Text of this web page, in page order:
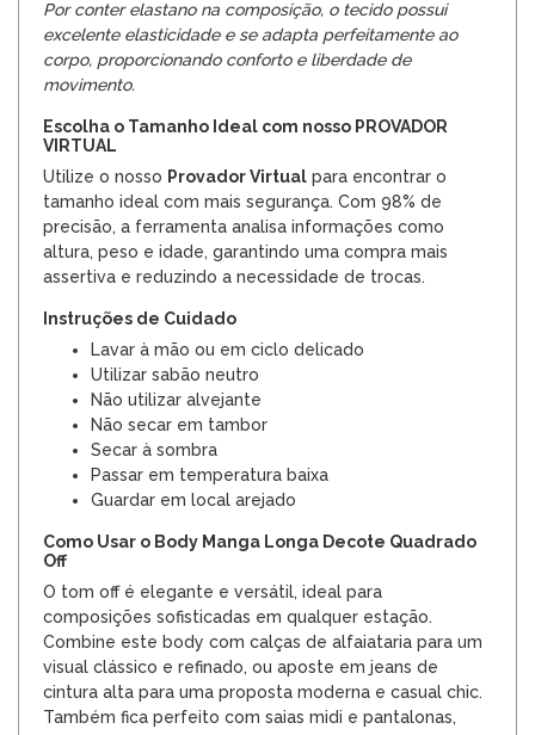
Por conter elastano na composição, o tecido possui
excelente elasticidade e se adapta perfeitamente ao
corpo, proporcionando conforto e liberdade de
movimento.
Escolha o Tamanho Ideal com nosso PROVADOR
VIRTUAL
Utilize o nosso Provador Virtual para encontrar o
tamanho ideal com mais segurança. Com 98% de
precisão, a ferramenta analisa informações como
altura, peso e idade, garantindo uma compra mais
assertiva e reduzindo a necessidade de trocas.
Instruções de Cuidado
Lavar à mão ou em ciclo delicado
Utilizar sabão neutro
Não utilizar alvejante
Não secar em tambor
Secar à sombra
Passar em temperatura baixa
Guardar em local arejado
Como Usar o Body Manga Longa Decote Quadrado
Off
O tom off é elegante e versátil, ideal para
composições sofisticadas em qualquer estação.
Combine este body com calças de alfaiataria para um
visual clássico e refinado, ou aposte em jeans de
cintura alta para uma proposta moderna e casual chic.
Também fica perfeito com saias midi e pantalonas,